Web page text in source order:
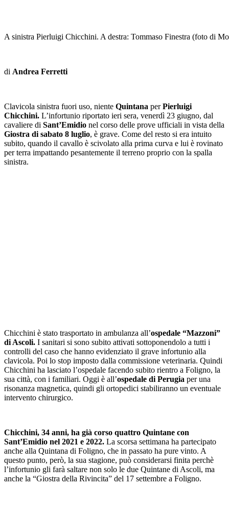
A sinistra Pierluigi Chicchini. A destra: Tommaso Finestra (foto di
di Andrea Ferretti
Clavicola sinistra fuori uso, niente Quintana perPierluigi
Chicchini. L’infortunio riportato ieri sera, venerdì 23 giugno, dal
cavaliere di Sant’Emidio nel corso delle prove ufficiali in vista della
Giostra di sabato 8 luglio, è grave. Come del resto si era intuito
subito, quando il cavallo è scivolato alla prima curva e lui è rovinato
per terra impattando pesantemente il terreno proprio con la spalla
sinistra.
Chicchini è stato trasportato in ambulanza all’ospedale “Mazzoni”
di Ascoli. I sanitari si sono subito attivati sottoponendolo a tutti i
controlli del caso che hanno evidenziato il grave infortunio alla
clavicola. Poi lo stop imposto dalla commissione veterinaria. Quindi
Chicchini ha lasciato l’ospedale facendo subito rientro a Foligno, la
sua città, con i familiari. Oggi è all’ospedale di Perugia per una
risonanza magnetica, quindi gli ortopedici stabiliranno un eventuale
intervento chirurgico.
Chicchini, 34 anni, ha già corso quattro Quintane con
Sant’Emidio nel 2021 e 2022. La scorsa settimana ha partecipato
anche alla Quintana di Foligno, che in passato ha pure vinto. A
questo punto, però, la sua stagione, può considerarsi finita perchè
l’infortunio gli farà saltare non solo le due Quintane di Ascoli, ma
anche la “Giostra della Rivincita” del 17 settembre a Foligno.